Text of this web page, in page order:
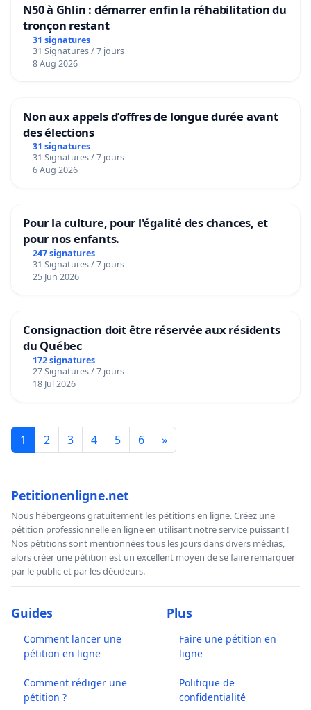
N50 à Ghlin : démarrer enfin la réhabilitation du
tronçon restant
31 signatures
31 Signatures / 7 jours
8 Aug 2026
Non aux appels d’offres de longue durée avant
des élections
31 signatures
31 Signatures / 7 jours
6 Aug 2026
Pour la culture, pour l'égalité des chances, et
pour nos enfants.
247 signatures
31 Signatures / 7 jours
25 Jun 2026
Consignaction doit être réservée aux résidents
du Québec
172 signatures
27 Signatures / 7 jours
18 Jul 2026
1 2 3 4 5 6 »
Petitionenligne.net
Nous hébergeons gratuitement les pétitions en ligne. Créez une
pétition professionnelle en ligne en utilisant notre service puissant !
Nos pétitions sont mentionnées tous les jours dans divers médias,
alors créer une pétition est un excellent moyen de se faire remarquer
par le public et par les décideurs.
Guides
Comment lancer une
pétition en ligne
Comment rédiger une
pétition ?
Plus
Faire une pétition en
ligne
Politique de
confidentialité